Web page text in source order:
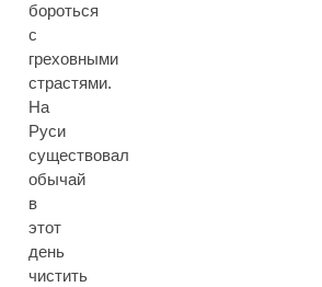
бороться
с
греховными
страстями.
На
Руси
существовал
обычай
в
этот
день
чистить